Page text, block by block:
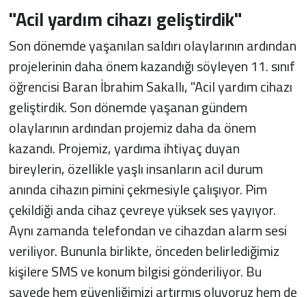
"Acil yardım cihazı geliştirdik"
Son dönemde yaşanılan saldırı olaylarının ardından
projelerinin daha önem kazandığı söyleyen 11. sınıf
öğrencisi Baran İbrahim Sakallı, "Acil yardım cihazı
geliştirdik. Son dönemde yaşanan gündem
olaylarının ardından projemiz daha da önem
kazandı. Projemiz, yardıma ihtiyaç duyan
bireylerin, özellikle yaşlı insanların acil durum
anında cihazın pimini çekmesiyle çalışıyor. Pim
çekildiği anda cihaz çevreye yüksek ses yayıyor.
Aynı zamanda telefondan ve cihazdan alarm sesi
veriliyor. Bununla birlikte, önceden belirlediğimiz
kişilere SMS ve konum bilgisi gönderiliyor. Bu